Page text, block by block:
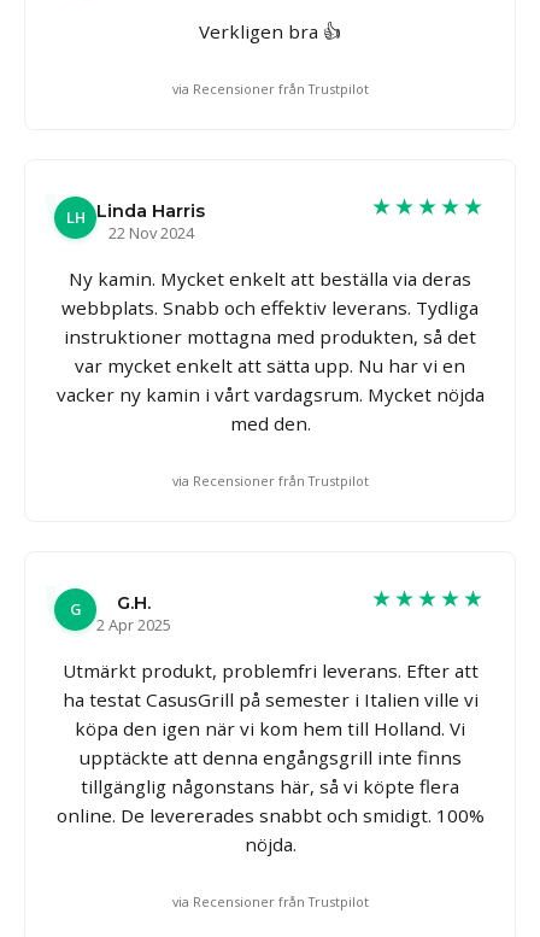
Verkligen bra 👍
via Recensioner från Trustpilot
LH
Linda Harris
22 Nov 2024
★★★★★
Ny kamin. Mycket enkelt att beställa via deras
webbplats. Snabb och effektiv leverans. Tydliga
instruktioner mottagna med produkten, så det
var mycket enkelt att sätta upp. Nu har vi en
vacker ny kamin i vårt vardagsrum. Mycket nöjda
med den.
via Recensioner från Trustpilot
G
G.H.
2 Apr 2025
★★★★★
Utmärkt produkt, problemfri leverans. Efter att
ha testat CasusGrill på semester i Italien ville vi
köpa den igen när vi kom hem till Holland. Vi
upptäckte att denna engångsgrill inte finns
tillgänglig någonstans här, så vi köpte flera
online. De levererades snabbt och smidigt. 100%
nöjda.
via Recensioner från Trustpilot